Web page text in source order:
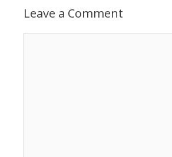
Leave a Comment